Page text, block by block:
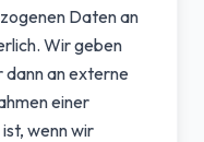
Daten an
Wir geben
an externe
einer
wenn wir